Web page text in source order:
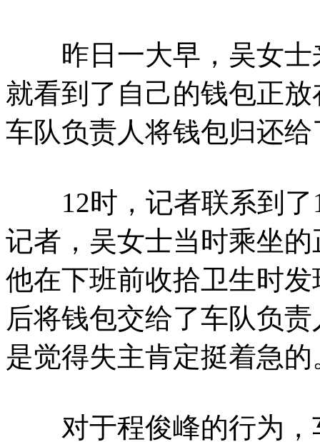
昨日一大早，吴女士
就看到了自己的钱包正
车队负责人将钱包归还给
12时，记者联系到了
记者，吴女士当时乘坐
他在下班前收拾卫生时
后将钱包交给了车队负
是觉得失主肯定挺着急的
对于程俊峰的行为，